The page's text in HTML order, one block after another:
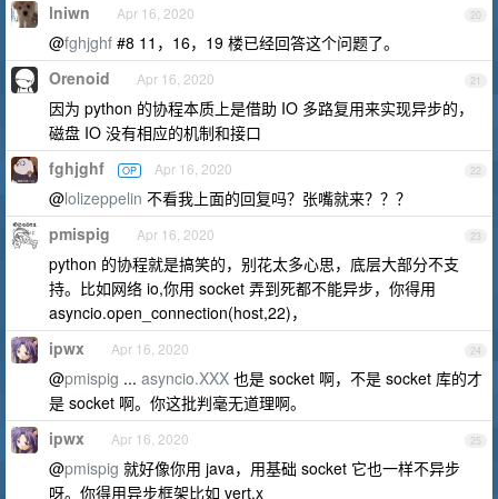
20
lniwn Apr 16, 2020
@fghjghf #8 11，16，19 楼已经回答这个问题了。
21
Orenoid Apr 16, 2020
因为 python 的协程本质上是借助 IO 多路复用来实现异步的，
磁盘 IO 没有相应的机制和接口
22
fghjghf OP Apr 16, 2020
@lolizeppelin 不看我上面的回复吗？张嘴就来？？？
23
pmispig Apr 16, 2020
python 的协程就是搞笑的，别花太多心思，底层大部分不支
持。比如网络 io,你用 socket 弄到死都不能异步，你得用
asyncio.open_connection(host,22)，
24
ipwx Apr 16, 2020
@pmispig ... asyncio.XXX 也是 socket 啊，不是 socket 库的才
是 socket 啊。你这批判毫无道理啊。
25
ipwx Apr 16, 2020
@pmispig 就好像你用 java，用基础 socket 它也一样不异步
呀。你得用异步框架比如 vert.x